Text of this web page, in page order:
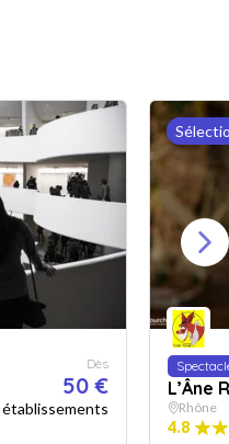
Dès
50 €
établissements
L’Âne
Rhône
4.8